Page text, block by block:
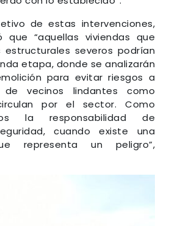
de estas intervenciones,
que “aquellas viviendas que
estructurales severos podrían
etapa, donde se analizarán
para evitar riesgos a
vecinos lindantes como
por el sector. Como
la responsabilidad de
cuando existe una
representa un peligro”,